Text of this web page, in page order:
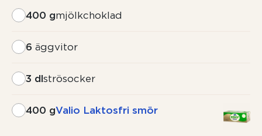
400 gmjölkchoklad
6 äggvitor
3 dlströsocker
400 gValio Laktosfri smör